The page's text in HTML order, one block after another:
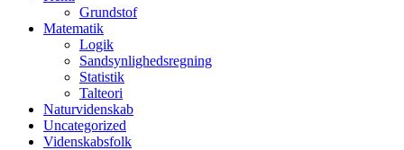
Grundstof
Matematik
Logik
Sandsynlighedsregning
Statistik
Talteori
Naturvidenskab
Uncategorized
Videnskabsfolk